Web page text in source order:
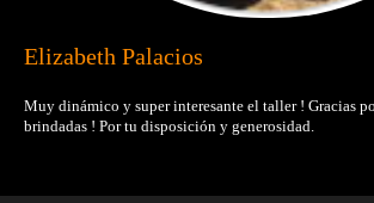
Elizabeth Palacios
Muy dinámico y super interesante el taller ! Gracias
brindadas ! Por tu disposición y generosidad.